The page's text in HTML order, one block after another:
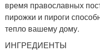
время православных
пирожки и пироги
тепло вашему дому.
ИНГРЕДИЕНТЫ